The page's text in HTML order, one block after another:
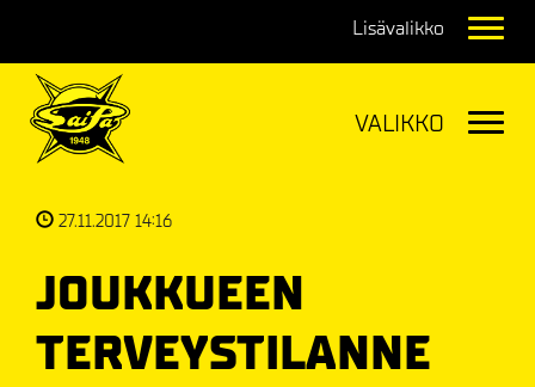
27.11.2017 14:16
JOUKKUEEN
TERVEYSTILANNE